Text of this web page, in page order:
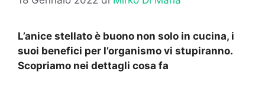
L’anice stellato è buono non solo in cucina, i
suoi benefici per l’organismo vi stupiranno.
Scopriamo nei dettagli cosa fa